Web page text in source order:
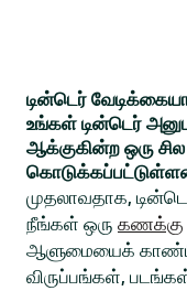
டின்டெர்
உங்கள் டின்டெர்
ஆக்குகின்ற ஒரு
முதலாவதாக,
நீங்கள் ஒரு கணக்கு
ஆளுமையைக்
விருப்பங்கள்,